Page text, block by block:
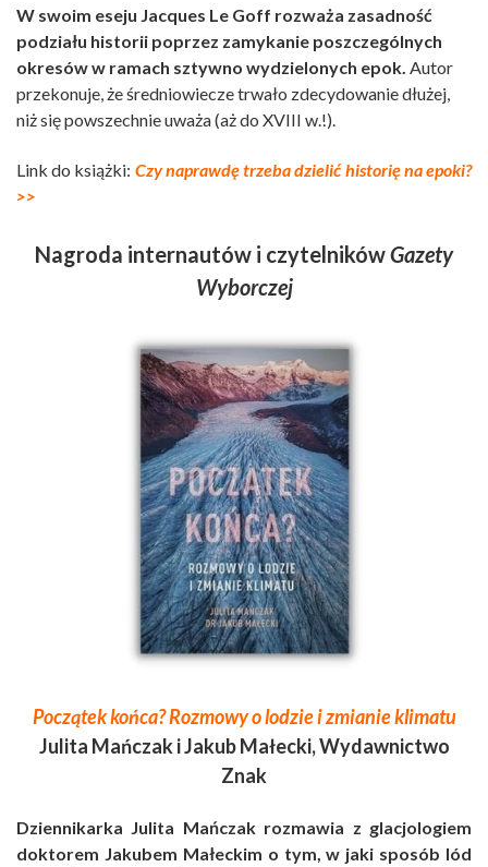
W swoim eseju Jacques Le Goff rozważa zasadność
podziału historii poprzez zamykanie poszczególnych
okresów w ramach sztywno wydzielonych epok. Autor
przekonuje, że średniowiecze trwało zdecydowanie dłużej,
niż się powszechnie uważa (aż do XVIII w.!).
Link do książki: Czy naprawdę trzeba dzielić historię na epoki?
>>
Nagroda internautów i czytelnikówGazety
Wyborczej
Początek końca? Rozmowy o lodzie i zmianie klimatu
Julita Mańczak i Jakub Małecki, Wydawnictwo
Znak
Dziennikarka Julita Mańczak rozmawia z glacjologiem
doktorem Jakubem Małeckim o tym, w jaki sposób lód